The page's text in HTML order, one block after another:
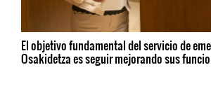
El objetivo fundamental del servicio de
Osakidetza es seguir mejorando sus